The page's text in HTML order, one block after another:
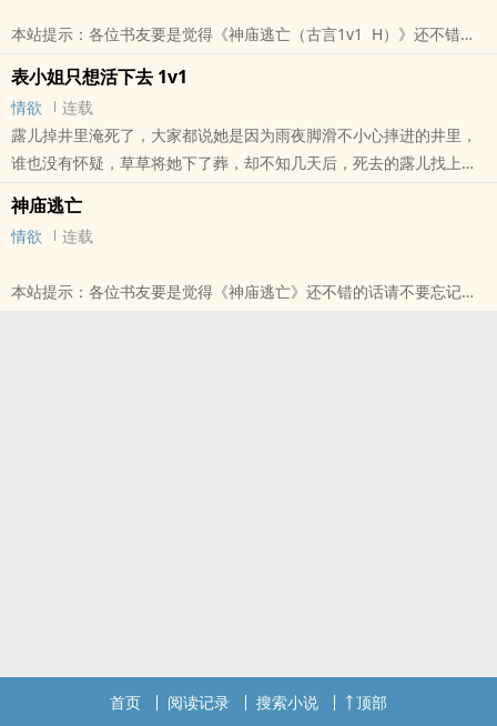
本站提示：各位书友要是觉得《神庙逃亡（古言1v1 H）》还不错的
表小姐只想活下去 1v1
情欲
连载
露儿掉井里淹死了，大家都说她是因为雨夜脚滑不小心摔进的井里，
谁也没有怀疑，草草将她下了葬，却不知几天后，死去的露儿找上了
府中的表小姐。&;&;&;&;燕璇自小体弱多病，两岁时父母遇难，承蒙
姨母收养，悉心照料，才得以活下来，她以为自己一辈子都得做个药
罐子，谁知死去的露儿告诉她，这一切病痛皆因她天生阳气低，妖邪
本站提示：各位书友要是觉得《表小姐只想活下去 1v1》还不错的话
神庙逃亡
情欲 连载
本站提示：各位书友要是觉得《神庙逃亡》还不错的话请不要忘记向
首页 阅读记录 搜索小说 顶部